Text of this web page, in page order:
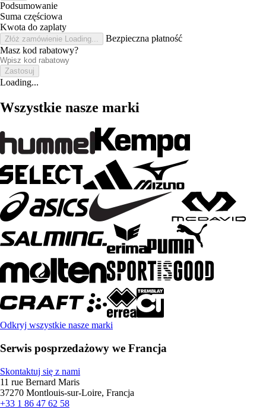
Podsumowanie
Suma częściowa
Kwota do zaplaty
Złóż zamówienie Loading...
Bezpieczna płatność
Masz kod rabatowy?
Zastosuj
Loading...
Wszystkie nasze marki
Odkryj wszystkie nasze marki
Serwis posprzedażowy we Francja
Skontaktuj się z nami
11 rue Bernard Maris
37270 Montlouis-sur-Loire, Francja
+33 1 86 47 62 58